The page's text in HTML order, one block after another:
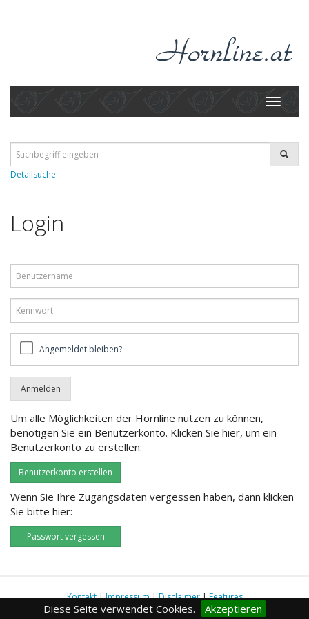
Diese Seite verwendet Cookies. Akzeptieren
Toggle
Detailsuche
Login
bleiben?Angemeldet bleiben?
Um alle Möglichkeiten der Hornline nutzen zu können,
benötigen Sie ein Benutzerkonto. Klicken Sie hier, um ein
Benutzerkonto zu erstellen:
Benutzerkonto erstellen
Wenn Sie Ihre Zugangsdaten vergessen haben, dann klicken
Sie bitte hier:
Passwort vergessen
Kontakt|Impressum|Disclaimer|Features